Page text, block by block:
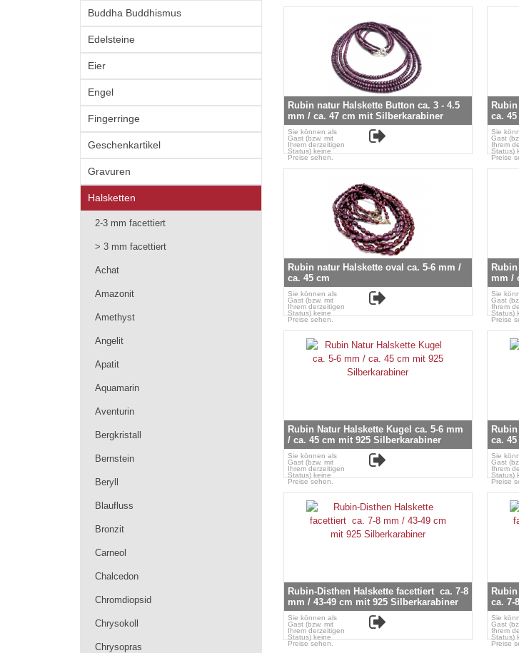
Rubin natur Halskette Button ca. 3 - 4.5
mm / ca. 47 cm mit Silberkarabiner
Sie können als
Gast (bzw. mit
Ihrem derzeitigen
Status) keine
Preise sehen.
ca.
Sie
Gast
Ihrem
Status)
Preise
Rubin natur Halskette oval ca. 5-6 mm /
ca. 45 cm
Sie können als
Gast (bzw. mit
Ihrem derzeitigen
Status) keine
Preise sehen.
mm /
Sie
Gast
Ihrem
Status)
Preise
Rubin Natur Halskette Kugel ca. 5-6 mm
/ ca. 45 cm mit 925 Silberkarabiner
Sie können als
Gast (bzw. mit
Ihrem derzeitigen
Status) keine
Preise sehen.
ca.
Sie
Gast
Ihrem
Status)
Preise
Rubin-Disthen Halskette facettiert ca. 7-8
mm / 43-49 cm mit 925 Silberkarabiner
Sie können als
Gast (bzw. mit
Ihrem derzeitigen
Status) keine
Preise sehen.
ca. 7-
Sie
Gast
Ihrem
Status)
Preise
Buddha Buddhismus
Edelsteine
Eier
Engel
Fingerringe
Geschenkartikel
Gravuren
Halsketten
2-3 mm facettiert
> 3 mm facettiert
Achat
Amazonit
Amethyst
Angelit
Apatit
Aquamarin
Aventurin
Bergkristall
Bernstein
Beryll
Blaufluss
Bronzit
Carneol
Chalcedon
Chromdiopsid
Chrysokoll
Chrysopras